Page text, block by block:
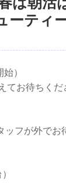
ーティ
）
てお待ちくだ
フが外でお